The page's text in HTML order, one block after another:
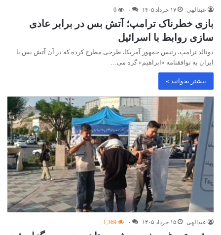
عبدالهی ۱۷ خرداد ۱۴۰۵ ۰ 0
بازی خطرناک ترامپ؛ آتش بس در برابر عادی
سازی روابط با اسرائیل
دونالد ترامپ، رئیس جمهور آمریکا، طرحی مطرح کرده که در آن آتش بس با
ایران به توافقنامه »ابراهیم« گره می…
بیشتر بخوانید »
عبدالهی ۱۵ خرداد ۱۴۰۵ ۰ 1,369